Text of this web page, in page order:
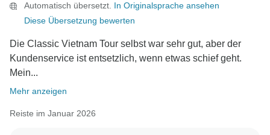
Automatisch übersetzt. In Originalsprache ansehen
Diese Übersetzung bewerten
Die Classic Vietnam Tour selbst war sehr gut, aber der
Kundenservice ist entsetzlich, wenn etwas schief geht.
Mein...
Mehr anzeigen
Reiste im Januar 2026